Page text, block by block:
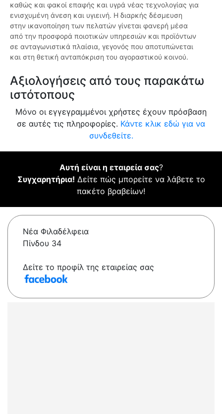
καθώς και φακοί επαφής και υγρά νέας τεχνολογίας για
ενισχυμένη άνεση και υγιεινή. Η διαρκής δέσμευση
στην ικανοποίηση των πελατών γίνεται φανερή μέσα
από την προσφορά ποιοτικών υπηρεσιών και προϊόντων
σε ανταγωνιστικά πλαίσια, γεγονός που αποτυπώνεται
και στη θετική ανταπόκριση του αγοραστικού κοινού.
Αξιολογήσεις από τους παρακάτω
ιστότοπους
Μόνο οι εγγεγραμμένοι χρήστες έχουν πρόσβαση
σε αυτές τις πληροφορίες. Κάντε κλικ εδώ για να
συνδεθείτε.
Αυτή είναι η εταιρεία σας?
Συγχαρητήρια! Δείτε πώς μπορείτε να λάβετε το
πακέτο βραβείων!
Νέα Φιλαδέλφεια
Πίνδου 34
Δείτε το προφίλ της εταιρείας σας